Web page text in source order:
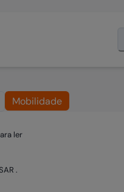
Mobilidade
ler
.